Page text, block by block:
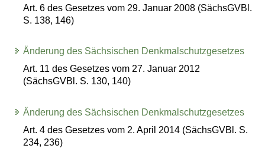
Art. 6 des Gesetzes vom 29. Januar 2008 (SächsGVBl.
S. 138, 146)
Änderung des Sächsischen Denkmalschutzgesetzes
Art. 11 des Gesetzes vom 27. Januar 2012
(SächsGVBl. S. 130, 140)
Änderung des Sächsischen Denkmalschutzgesetzes
Art. 4 des Gesetzes vom 2. April 2014 (SächsGVBl. S.
234, 236)